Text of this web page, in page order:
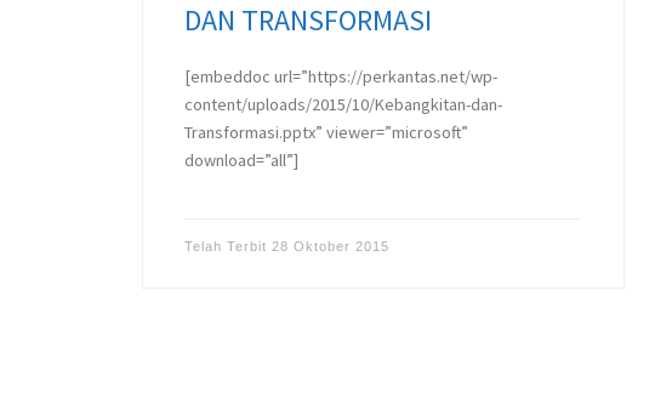
DAN TRANSFORMASI
[embeddoc url=”https://perkantas.net/wp-
content/uploads/2015/10/Kebangkitan-dan-
Transformasi.pptx” viewer=”microsoft”
download=”all”]
Telah Terbit 28 Oktober 2015